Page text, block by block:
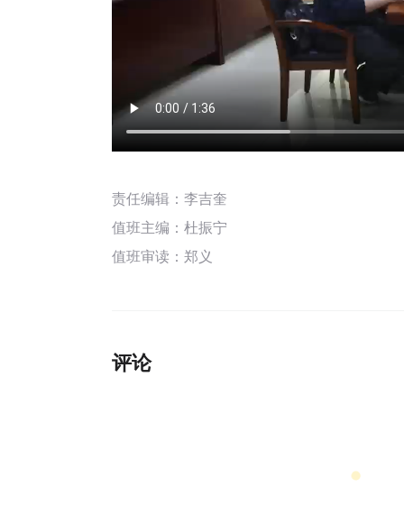
责任编辑：李吉奎
值班主编： 杜振宁
值班审读：郑义
评论